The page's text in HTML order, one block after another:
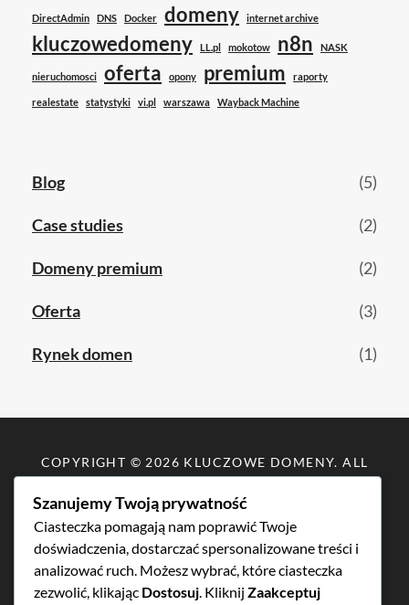
DirectAdmin DNS Docker domeny internet archive
kluczowedomeny LL.pl mokotow n8n NASK
nieruchomosci oferta opony premium raporty
realestate statystyki vi.pl warszawa Wayback Machine
Blog (5)
Case studies (2)
Domeny premium (2)
Oferta (3)
Rynek domen (1)
COPYRIGHT © 2026 KLUCZOWE DOMENY. ALL
ABSERWERY.PL
SKUP DOMEN, WYCENA DOMEN,
DOMENY PREMIUM, BROKER
Szanujemy Twoją prywatność
Ciasteczka pomagają nam poprawić Twoje
doświadczenia, dostarczać spersonalizowane treści i
analizować ruch. Możesz wybrać, które ciasteczka
zezwolić, klikając Dostosuj . Kliknij Zaakceptuj